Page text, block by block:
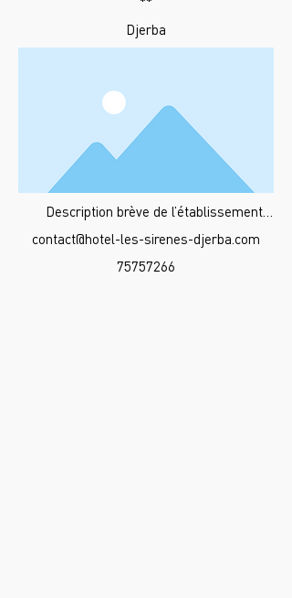
Djerba
Description brève de l’établissement…
contact@hotel-les-sirenes-djerba.com
75757266